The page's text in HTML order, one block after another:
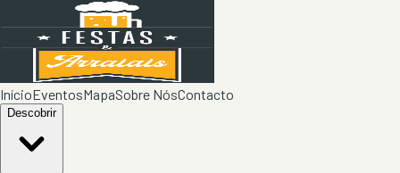
InícioEventosMapaSobre NósContacto
Descobrir